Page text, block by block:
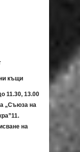
къщи
11.30, 13.00
„Съюза на
на